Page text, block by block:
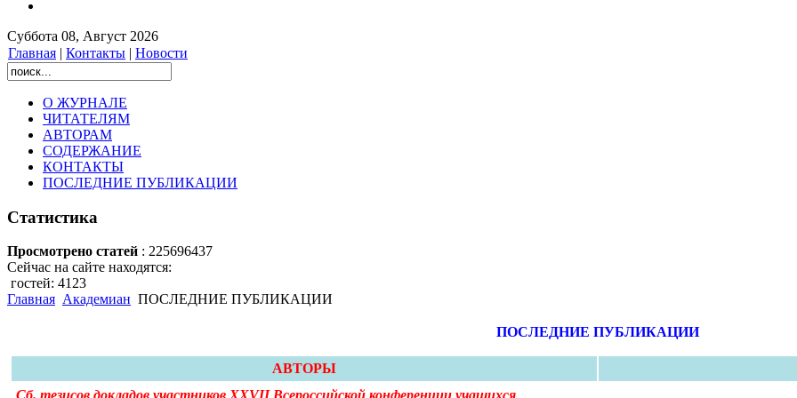
Суббота 08, Август 2026
Главная | Контакты | Новости
О ЖУРНАЛЕ
ЧИТАТЕЛЯМ
АВТОРАМ
СОДЕРЖАНИЕ
КОНТАКТЫ
ПОСЛЕДНИЕ ПУБЛИКАЦИИ
Статистика
Просмотрено статей : 225696437
Сейчас на сайте находятся:
гостей: 4123
Главная Академиан ПОСЛЕДНИЕ ПУБЛИКАЦИИ
ПОСЛЕДНИЕ ПУБЛИКАЦИИ
АВТОРЫ